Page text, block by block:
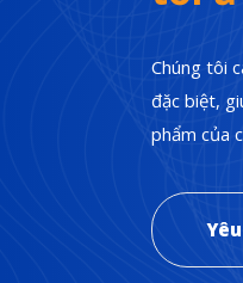
Chúng tôi
đặc biệt,
phẩm của